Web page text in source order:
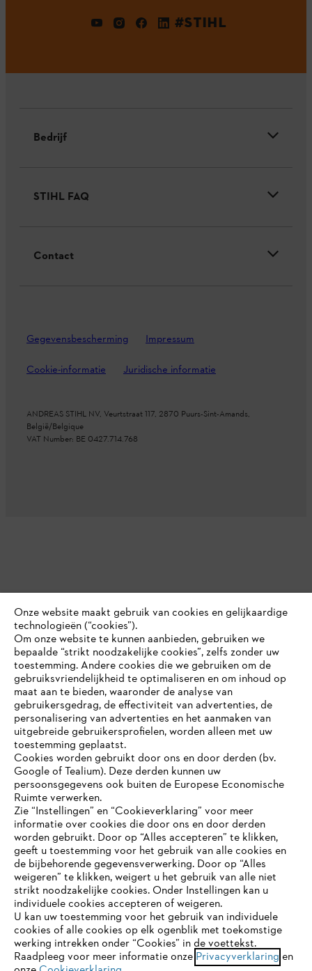
#STIHL
Bedrijf
STIHL FAQ
Contact
Gegevensbescherming Impressum
Cookie-informatie Juridische informatie
ANDREAS STIHL NV, Veurtstraat 117, 2870 Puurs-Sint-Amands,
België/Belgique
VAT Number: BE 0427.714.768
JE BROWSER WORDT NIET
ONDERSTEUND
Je gebruikt een browser die we nog niet ondersteunen. Om
onze website optimaal te kunnen gebruiken, raden we aan dat
je overschakelt op één van de volgende browsers:
Onze website maakt gebruik van cookies en gelijkaardige
technologieën (“cookies”).
Om onze website te kunnen aanbieden, gebruiken we
bepaalde “strikt noodzakelijke cookies”, zelfs zonder uw
toestemming. Andere cookies die we gebruiken om de
gebruiksvriendelijkheid te optimaliseren en om inhoud op
maat aan te bieden, waaronder de analyse van
gebruikersgedrag, de effectiviteit van advertenties, de
personalisering van advertenties en het aanmaken van
uitgebreide gebruikersprofielen, worden alleen met uw
toestemming geplaatst.
Cookies worden gebruikt door ons en door derden (bv.
Google of Tealium). Deze derden kunnen uw
persoonsgegevens ook buiten de Europese Economische
Ruimte verwerken.
Zie “Instellingen” en “Cookieverklaring” voor meer
informatie over cookies die door ons en door derden
worden gebruikt. Door op “Alles accepteren” te klikken,
geeft u toestemming voor het gebruik van alle cookies en
de bijbehorende gegevensverwerking. Door op “Alles
weigeren” te klikken, weigert u het gebruik van alle niet
strikt noodzakelijke cookies. Onder Instellingen kan u
individuele cookies accepteren of weigeren.
U kan uw toestemming voor het gebruik van individuele
cookies of alle cookies op elk ogenblik met toekomstige
werking intrekken onder “Cookies” in de voettekst.
Raadpleeg voor meer informatie onze Privacyverklaring en